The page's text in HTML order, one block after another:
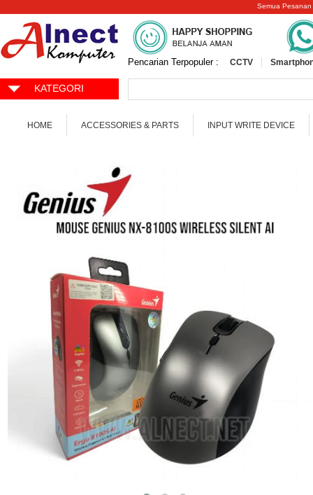
Semua Pesanan
Pencarian Terpopuler : CCTV
KATEGORI
HOME ACCESSORIES & PARTS INPUT WRITE DEVICE